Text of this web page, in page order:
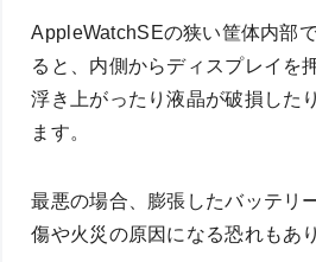
AppleWatchSEの狭い筐体内部
ると、内側からディスプレイを
浮き上がったり液晶が破損した
ます。
最悪の場合、膨張したバッテリ
傷や火災の原因になる恐れもあ